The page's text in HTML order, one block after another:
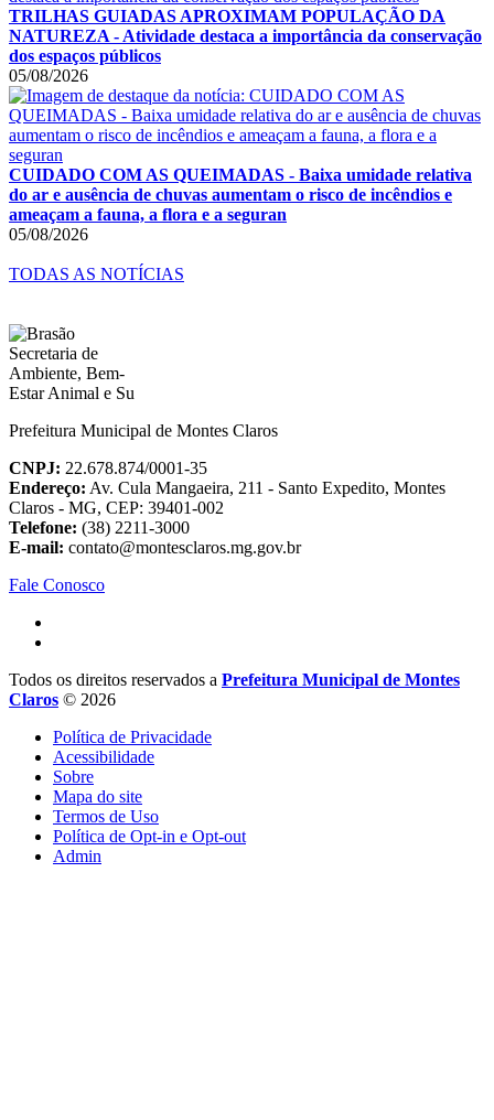
TRILHAS GUIADAS APROXIMAM POPULAÇÃO DA
NATUREZA - Atividade destaca a importância da conservação
dos espaços públicos
05/08/2026
CUIDADO COM AS QUEIMADAS - Baixa umidade relativa
do ar e ausência de chuvas aumentam o risco de incêndios e
ameaçam a fauna, a flora e a seguran
05/08/2026
TODAS AS NOTÍCIAS
Prefeitura Municipal de Montes Claros
CNPJ: 22.678.874/0001-35
Endereço: Av. Cula Mangaeira, 211 - Santo Expedito, Montes
Claros - MG, CEP: 39401-002
Telefone: (38) 2211-3000
E-mail: contato@montesclaros.mg.gov.br
Fale Conosco
Todos os direitos reservados a Prefeitura Municipal de Montes
Claros © 2026
Política de Privacidade
Acessibilidade
Sobre
Mapa do site
Termos de Uso
Política de Opt-in e Opt-out
Admin